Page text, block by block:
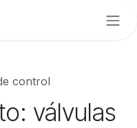
control
válvulas